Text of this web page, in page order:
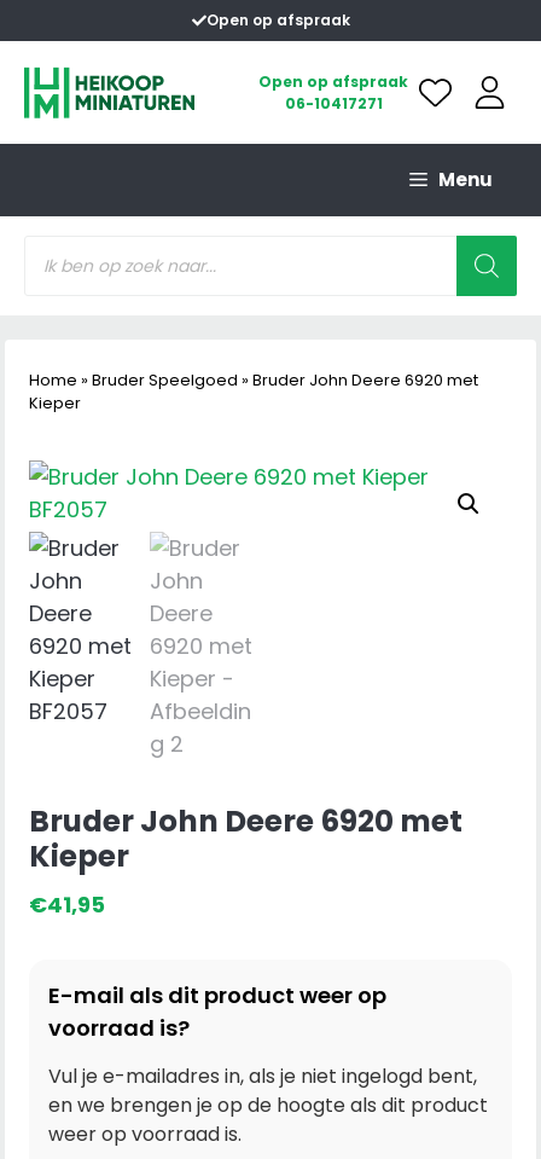
naar
inhoud
Open op afspraak
Open op afspraak
06-10417271
Menu
zoeken
Home » Bruder Speelgoed » Bruder John Deere 6920 met
Kieper
Bruder John Deere 6920 met
Kieper
€41,95
E-mail als dit product weer op
voorraad is?
Vul je e-mailadres in, als je niet ingelogd bent,
en we brengen je op de hoogte als dit product
weer op voorraad is.